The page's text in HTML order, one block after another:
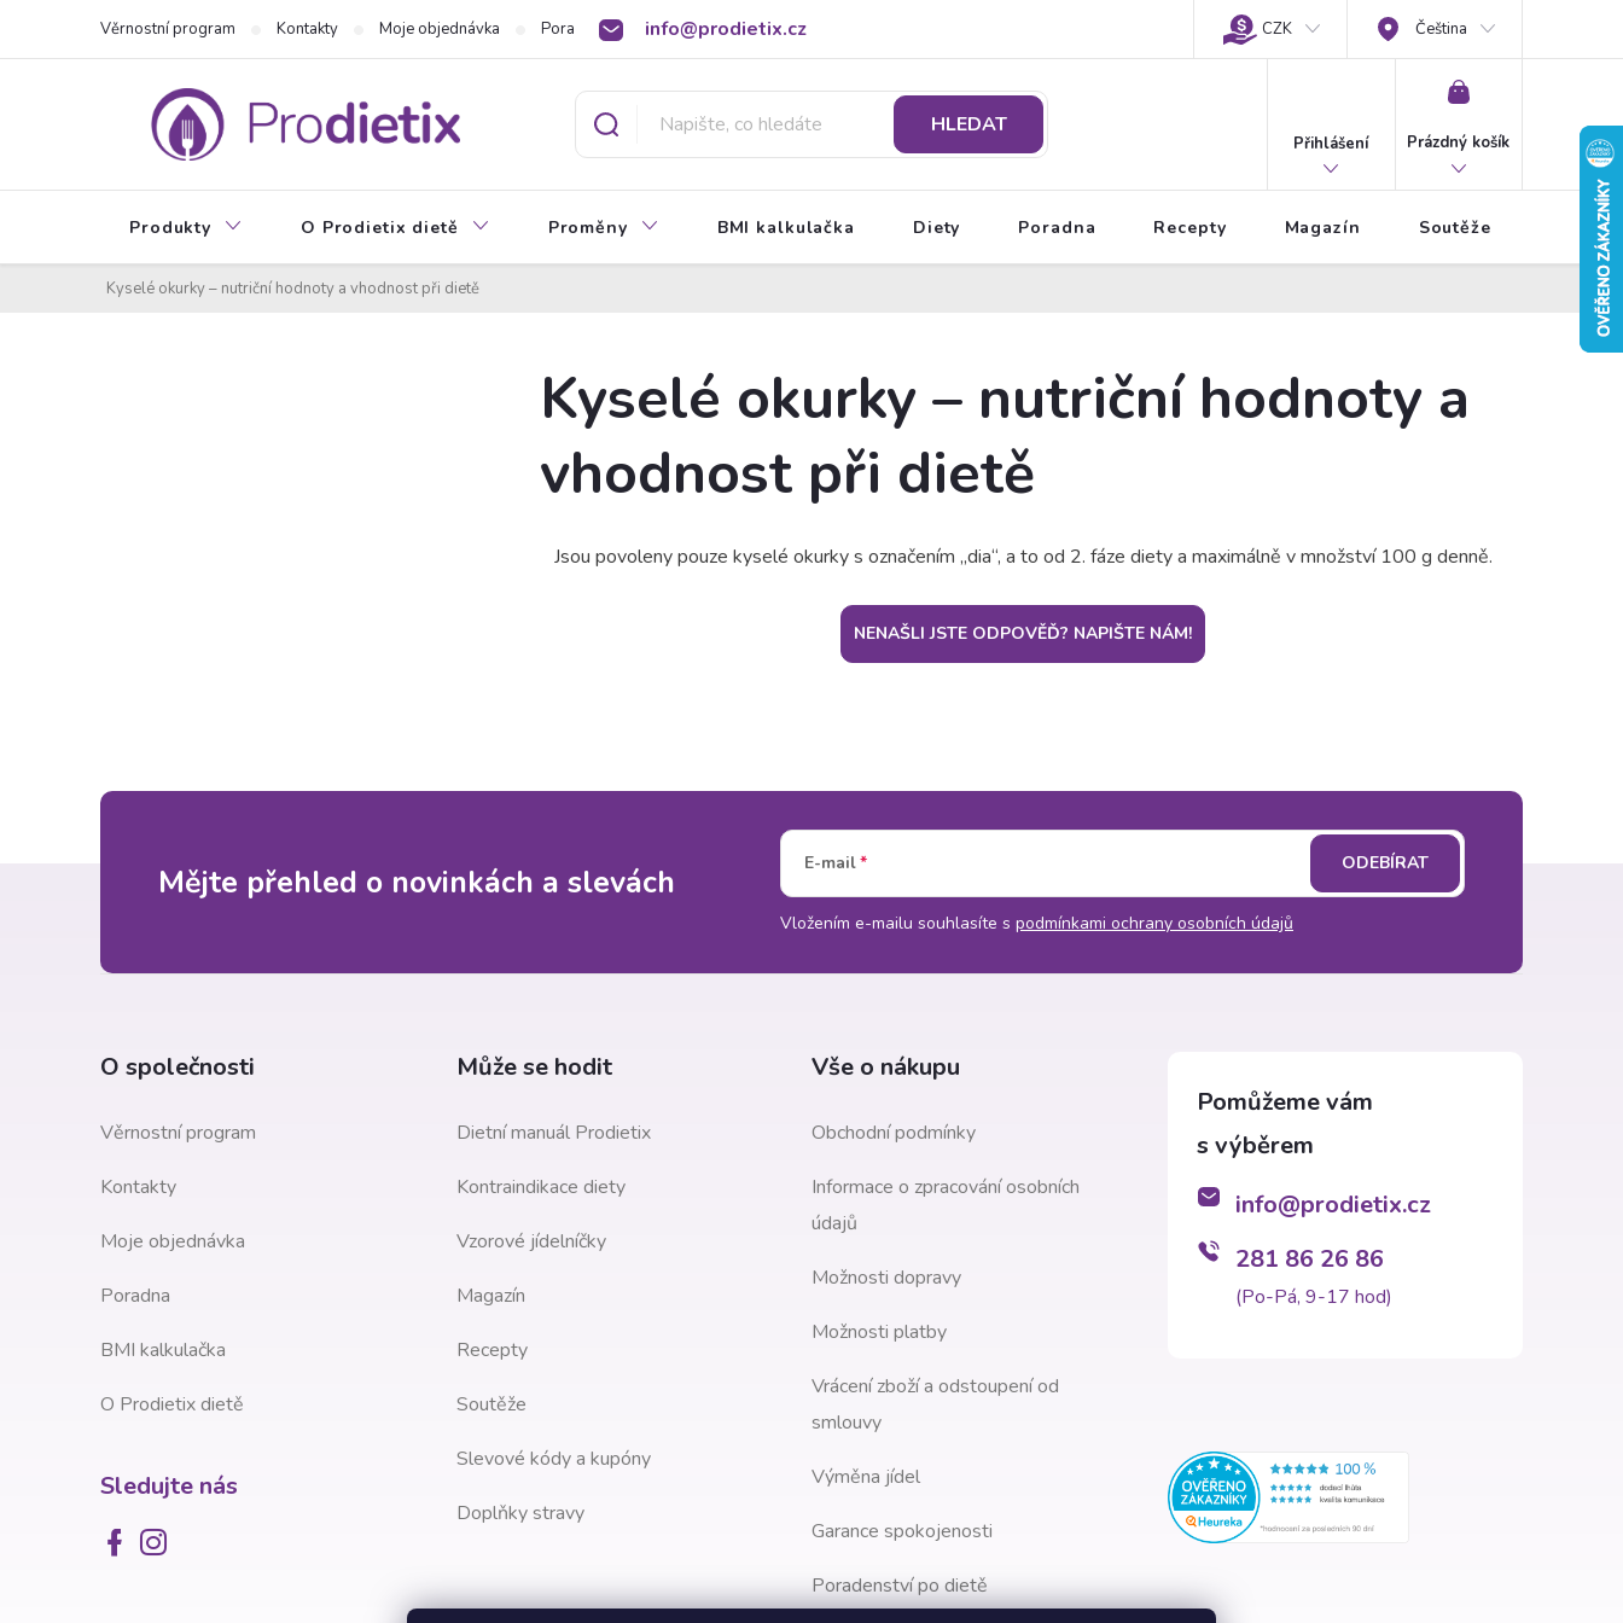
info@prodietix.cz
Věrnostní program Kontakty Moje objednávka Poradna BMI kalkulačka O Prodietix dietě CZK Čeština
HLEDAT
Přihlášení
NÁKUPNÍ
Prázdný košík
Produkty O Prodietix dietě Proměny BMI kalkulačka Diety Poradna Recepty Magazín Soutěže
Kyselé okurky – nutriční hodnoty a vhodnost při dietě
n
a
n
e
l
Kyselé okurky – nutriční hodnoty a
vhodnost při dietě
Jsou povoleny pouze kyselé okurky s označením „dia“, a to od 2. fáze diety a maximálně v množství 100 g denně.
NENAŠLI JSTE ODPOVĚĎ? NAPIŠTE NÁM!
Mějte přehled o novinkách a slevách E-mail
Vložením e-mailu souhlasíte s podmínkami ochrany osobních údajů
ODEBÍRAT
O společnosti
Věrnostní program
Kontakty
Moje objednávka
Poradna
BMI kalkulačka
O Prodietix dietě
Sledujte nás
Může se hodit
Dietní manuál Prodietix
Kontraindikace diety
Vzorové jídelníčky
Magazín
Recepty
Soutěže
Slevové kódy a kupóny
Doplňky stravy
Vše o nákupu
Obchodní podmínky
Informace o zpracování osobních
údajů
Možnosti dopravy
Možnosti platby
Vrácení zboží a odstoupení od
smlouvy
Výměna jídel
Garance spokojenosti
Poradenství po dietě
info@prodietix.cz
281 86 26 86
(Po-Pá, 9-17 hod)